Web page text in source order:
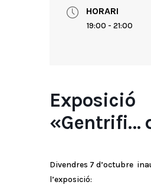
HORARI
19:00 - 21:00
Exposició
«Gentrifi…
Divendres 7 d’octubre
l’exposició: